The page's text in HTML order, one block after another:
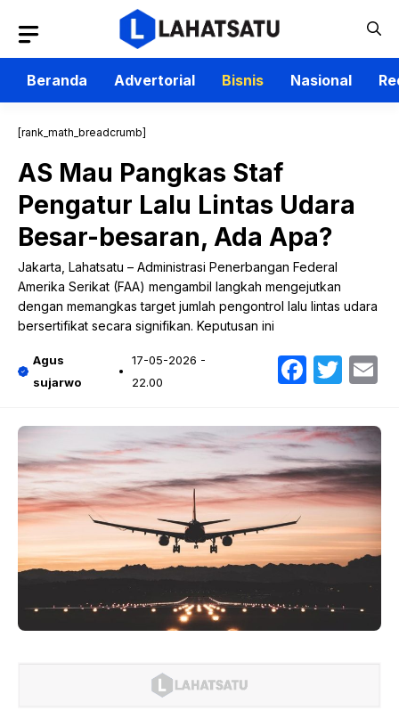
isi
Beranda
Advertorial Bisnis Nasional
[rank_math_breadcrumb]
AS Mau Pangkas Staf
Pengatur Lalu Lintas Udara
Besar-besaran, Ada Apa?
Jakarta, Lahatsatu – Administrasi Penerbangan Federal
Amerika Serikat (FAA) mengambil langkah mengejutkan
dengan memangkas target jumlah pengontrol lalu lintas udara
bersertifikat secara signifikan. Keputusan ini
Agus
sujarwo
17-05-2026 -
22.00